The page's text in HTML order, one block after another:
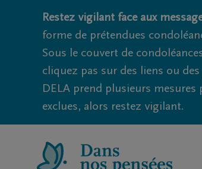
Restez vigilant face aux
forme de prétendues
Sous le couvert de
cliquez pas sur des liens ou
DELA prend plusieurs
exclues, alors restez vigilant.